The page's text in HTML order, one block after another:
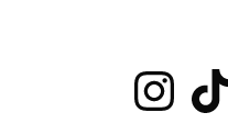
InstagramTikTok